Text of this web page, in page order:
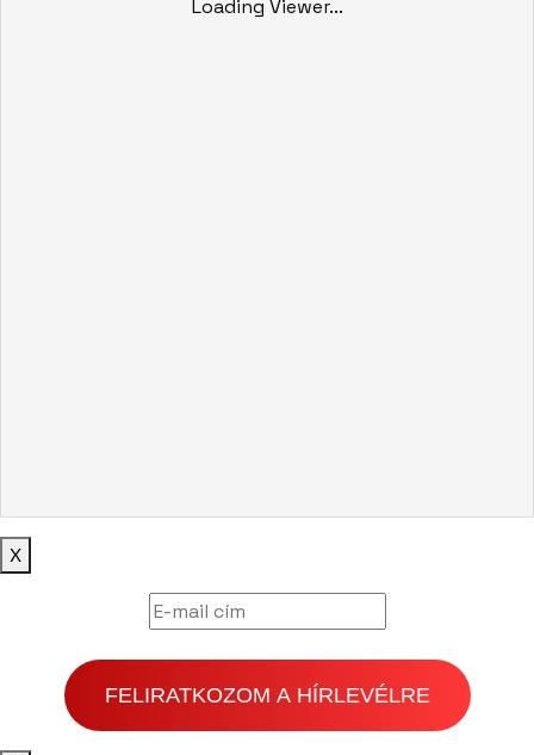
Loading Viewer...
X
FELIRATKOZOM A HÍRLEVÉLRE